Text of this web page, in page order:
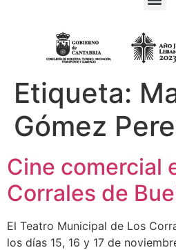
Etiqueta:
Gómez
Cine comercial
Corrales de
El Teatro Municipal de Los
los días 15, 16 y 17 de